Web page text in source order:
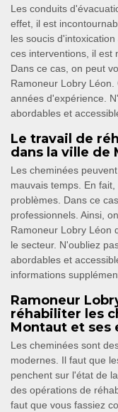
Les conduits
effet, il est
les soucis
ces interventions, il est
Dans ce cas, on peut
Ramoneur Lobry
années d'expérience.
abordables et
Le travail de
dans la ville de
Les cheminées
mauvais temps. En
problèmes. Dans ce
professionnels. Ainsi,
Ramoneur Lobry Léon
le secteur. N'oubliez
abordables et
informations
Ramoneur
réhabiliter les
Montaut et ses
Les cheminées sont
modernes. Il faut que
penchent sur l'état de
des opérations de
faut que vous fassiez